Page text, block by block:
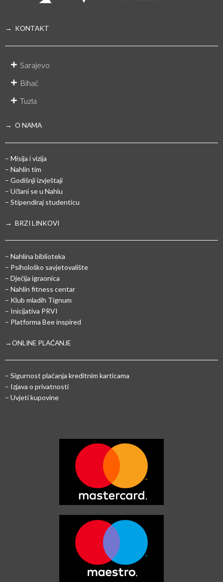
→ KONTAKT
Sarajevo
Bihać
Tuzla
→ O NAMA
– Misija i vizija
– Nahlin tim
– Godišnji izvještaji
– Učlani se u Nahlu
– Stipendiraj studenticu
→ BRZI LINKOVI
– Nahlina biblioteka
– Psihološko savjetovalište
– Dječija igraonica
– Nahlin fitness centar
– Klub mladih Tignum
– Inicijativa PRVI
– Platforma Bee inspired
→ONLINE PLAĆANJE
– Sigurnost plaćanja kreditnim karticama
– Izjava o privatnosti
– Uvjeti kupovine